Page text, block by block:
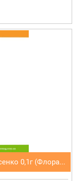
0,1г (Флора...